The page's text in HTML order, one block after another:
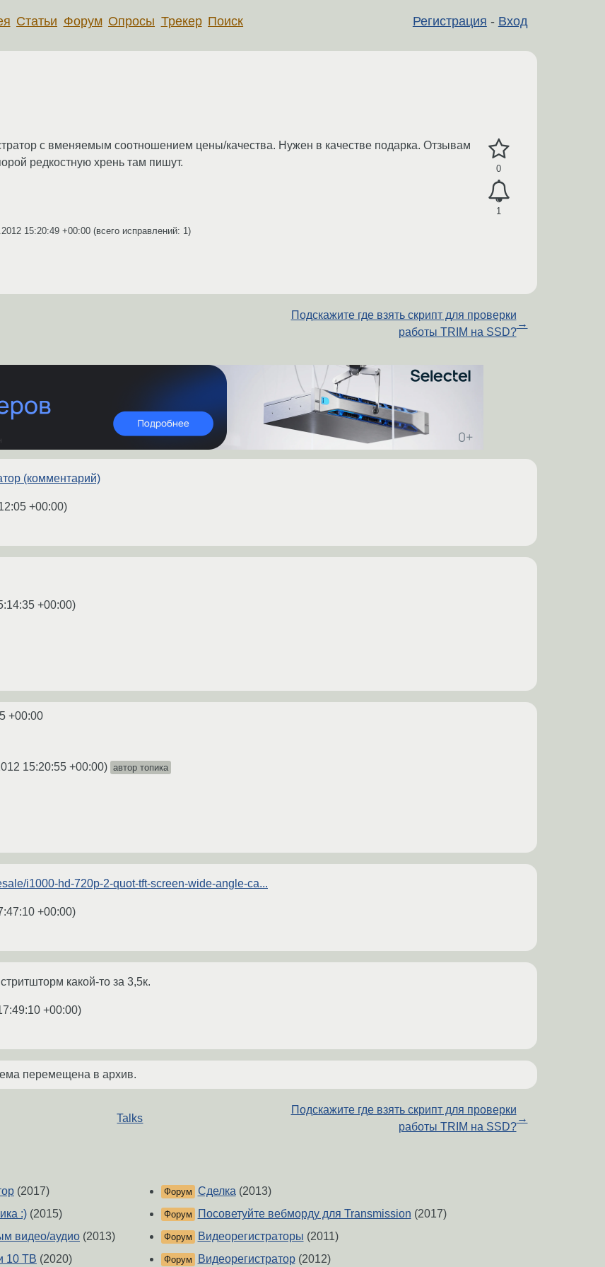
Регистрация - Вход
Статьи Форум Опросы Трекер Поиск
0
1
с вменяемым соотношением цены/качества. Нужен в качестве подарка. Отзывам
редкостную хрень там пишут.
15:20:49 +00:00 (всего исправлений: 1)
Подскажите где взять скрипт для проверки
работы TRIM на SSD?
→
(комментарий)
+00:00)
+00:00)
+00:00
15:20:55 +00:00) автор топика
i1000-hd-720p-2-quot-tft-screen-wide-angle-ca...
+00:00)
какой-то за 3,5к.
+00:00)
перемещена в архив.
Talks
Подскажите где взять скрипт для проверки
работы TRIM на SSD?
→
(2017)
:) (2015)
видео/аудио (2013)
10 ТB (2020)
Форум Сделка(2013)
Форум Посоветуйте вебморду для Transmission (2017)
Форум Видеорегистраторы (2011)
Форум Видеорегистратор(2012)